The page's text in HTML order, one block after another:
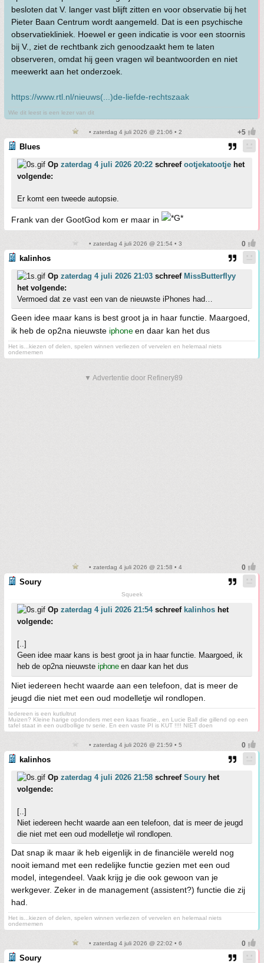
besloten dat V. langer vast blijft zitten en voor observatie bij het
Pieter Baan Centrum wordt aangemeld. Dat is een psychische
observatiekliniek. Hoewel er geen indicatie is voor een stoornis
bij V., ziet de rechtbank zich genoodzaakt hem te laten
observeren, omdat hij geen vragen wil beantwoorden en niet
meewerkt aan het onderzoek.
https://www.rtl.nl/nieuws(...)de-liefde-rechtszaak
Wie dit leest is een lezer van dit
• zaterdag 4 juli 2026 @ 21:06 • 2
Blues
Op zaterdag 4 juli 2026 20:22 schreef ootjekatootje het
volgende:
Er komt een tweede autopsie.
Frank van der GootGod kom er maar in
• zaterdag 4 juli 2026 @ 21:54 • 3
kalinhos
Op zaterdag 4 juli 2026 21:03 schreef MissButterflyy
het volgende:
Vermoed dat ze vast een van de nieuwste iPhones had…
Geen idee maar kans is best groot ja in haar functie. Maargoed,
ik heb de op2na nieuwste iphoneen daar kan het dus
Het is...kiezen of delen, spelen winnen verliezen of vervelen en helemaal niets
ondernemen
▼ Advertentie door Refinery89
• zaterdag 4 juli 2026 @ 21:58 • 4
Soury
Squeek
Op zaterdag 4 juli 2026 21:54schreef kalinhos het
volgende:
[..]
Geen idee maar kans is best groot ja in haar functie. Maargoed, ik
heb de op2na nieuwste iphoneen daar kan het dus
Niet iedereen hecht waarde aan een telefoon, dat is meer de
jeugd die niet met een oud modelletje wil rondlopen.
Iedereen is een kutlultrut
Muizen? Kleine harige opdonders met een kaas fixatie., en Lucie Ball die gillend op een
tafel staat in een oudbollige tv serie. En een vaste PI is KUT !!!! NIET doen
• zaterdag 4 juli 2026 @ 21:59 • 5
kalinhos
Op zaterdag 4 juli 2026 21:58 schreef Soury het
volgende:
[..]
Niet iedereen hecht waarde aan een telefoon, dat is meer de jeugd
die niet met een oud modelletje wil rondlopen.
Dat snap ik maar ik heb eigenlijk in de financiële wereld nog
nooit iemand met een redelijke functie gezien met een oud
model, integendeel. Vaak krijg je die ook gewoon van je
werkgever. Zeker in de management (assistent?) functie die zij
had.
Het is...kiezen of delen, spelen winnen verliezen of vervelen en helemaal niets
ondernemen
• zaterdag 4 juli 2026 @ 22:02 • 6
Soury